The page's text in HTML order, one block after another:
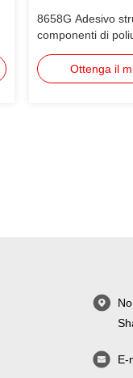
8658G Adesivo
componenti di
Colla industriale
Ottenga il
E-